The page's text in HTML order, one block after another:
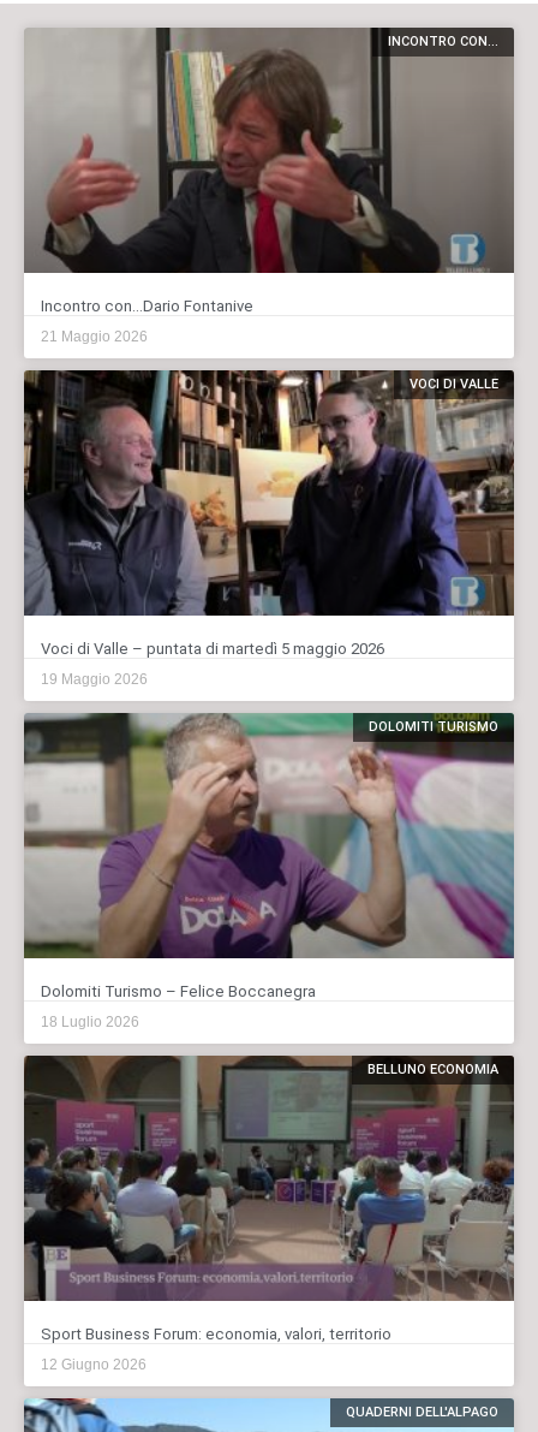
INCONTRO CON...
Incontro con…Dario Fontanive
21 Maggio 2026
VOCI DI VALLE
Voci di Valle – puntata di martedì 5 maggio 2026
19 Maggio 2026
DOLOMITI TURISMO
Dolomiti Turismo – Felice Boccanegra
18 Luglio 2026
BELLUNO ECONOMIA
Sport Business Forum: economia, valori, territorio
12 Giugno 2026
QUADERNI DELL'ALPAGO